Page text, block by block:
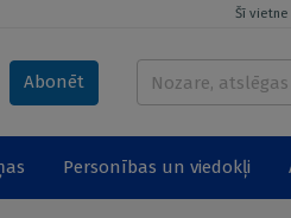
Šī
Abonēt
Personības un viedokļi